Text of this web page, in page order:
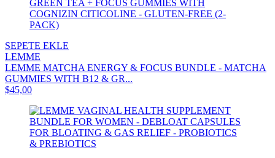
SEPETE EKLE
LEMME
LEMME MATCHA ENERGY & FOCUS BUNDLE - MATCHA
GUMMIES WITH B12 & GR...
$45,00